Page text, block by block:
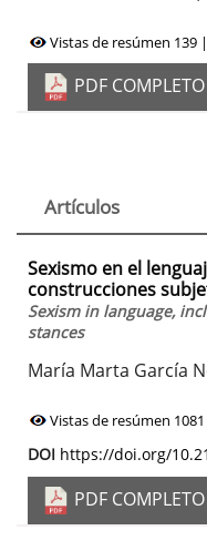
Vistas de resúmen 139 |
PDF COMPLETO
Artículos
Sexismo en el
construcciones
Sexism in language,
stances
María Marta García
Vistas de resúmen
DOI https://doi.org/
PDF COMPLETO